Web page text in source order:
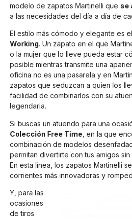
modelo de zapatos Martinelli que se
a las necesidades del día a día de
El estilo más cómodo y elegante es
Working. Un zapato en el que
o la mujer que lo lleve pueda estar
posible mientras transmite una
oficina no es una pasarela y en
zapatos que seduzcan a quien los
facilidad de combinarlos con su
legendaria.
Si buscas un atuendo para una
Colección Free Time , en la que
combinación de modelos
permitan divertirte con tus amigos sin
En esta línea, los zapatos Martinelli
corrientes más innovadoras y
Y, para las
ocasiones
de tiros